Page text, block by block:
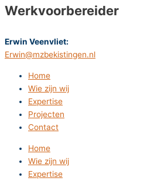
Werkvoorbereider
Erwin Veenvliet:
Erwin@mzbekistingen.nl
Home
Wie zijn wij
Expertise
Projecten
Contact
Home
Wie zijn wij
Expertise